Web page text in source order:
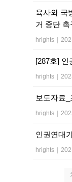
육사와 국
거 중단 촉
hrights |
[287호] 인
hrights |
보도자료
hrights |
인권연대
hrights |